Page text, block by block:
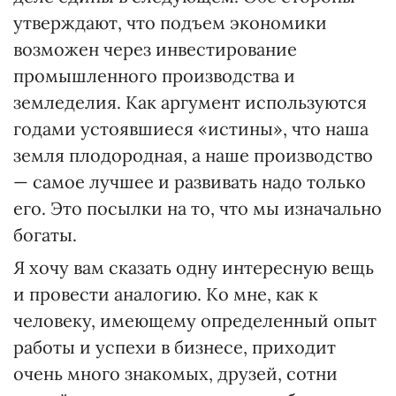
утверждают, что подъем экономики
возможен через инвестирование
промышленного производства и
земледелия. Как аргумент используются
годами устоявшиеся «истины», что наша
земля плодородная, а наше производство
— самое лучшее и развивать надо только
его. Это посылки на то, что мы изначально
богаты.
Я хочу вам сказать одну интересную вещь
и провести аналогию. Ко мне, как к
человеку, имеющему определенный опыт
работы и успехи в бизнесе, приходит
очень много знакомых, друзей, сотни